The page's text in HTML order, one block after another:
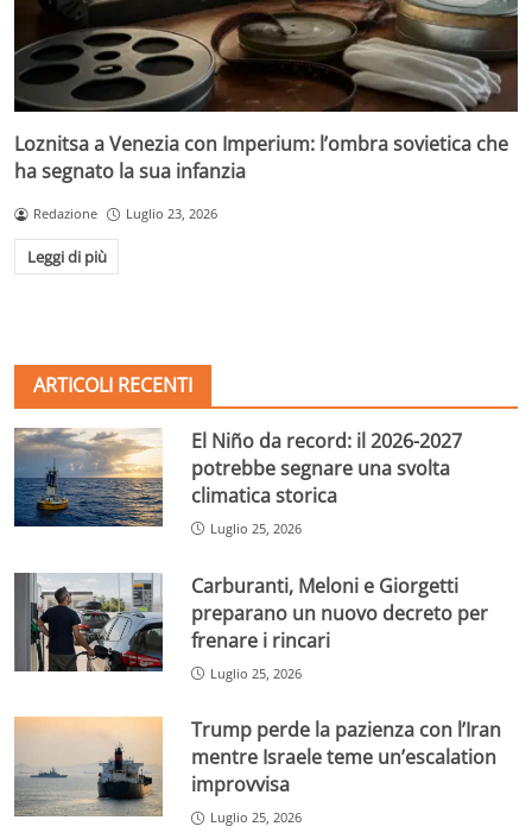
Loznitsa a Venezia con Imperium: l’ombra sovietica che
ha segnato la sua infanzia
Redazione Luglio 23, 2026
Leggi di più
ARTICOLI RECENTI
El Niño da record: il 2026-2027
potrebbe segnare una svolta
climatica storica
Luglio 25, 2026
Carburanti, Meloni e Giorgetti
preparano un nuovo decreto per
frenare i rincari
Luglio 25, 2026
Trump perde la pazienza con l’Iran
mentre Israele teme un’escalation
improvvisa
Luglio 25, 2026